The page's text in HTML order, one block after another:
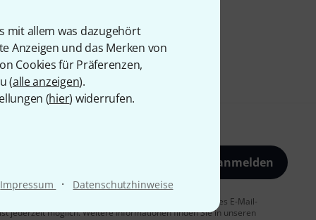
mit allem was dazugehört
Anzeigen und das Merken von
Cookies für Präferenzen,
(alle anzeigen).
(hier) widerrufen.
Impressum · Datenschutzhinweise
Jetzt anmelden
dem Erhalt von E-Mail-Werbung und einer Messung des E-Mail-
jederzeit möglich. Weitere Informationen finden Sie in unseren